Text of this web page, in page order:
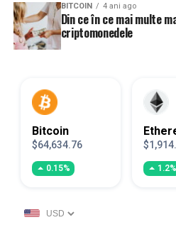
BITCOIN 4 ani ago
Din ce în ce mai multe
criptomonedele
Bitcoin
$64,634.76
0.15% 1.2%